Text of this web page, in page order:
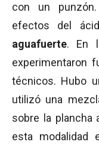
con un
efectos del
aguafuerte. En
experimentaron
técnicos. Hubo
utilizó una
sobre la plancha
esta modalidad